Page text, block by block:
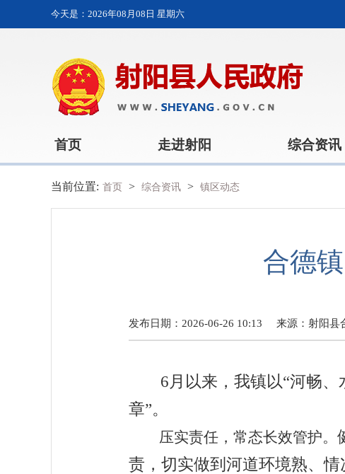
今天是： 2026年08月08日 星期六
首页 走进射阳 综合资讯
当前位置: 首页 > 综合资讯 > 镇区动态
合德
发布日期：2026-06-26 10:13 来源： 射阳县
6 月以来， 我镇以“河畅、
章”。
压实责任，常态长效管护。
责，切实做到河道环境熟、